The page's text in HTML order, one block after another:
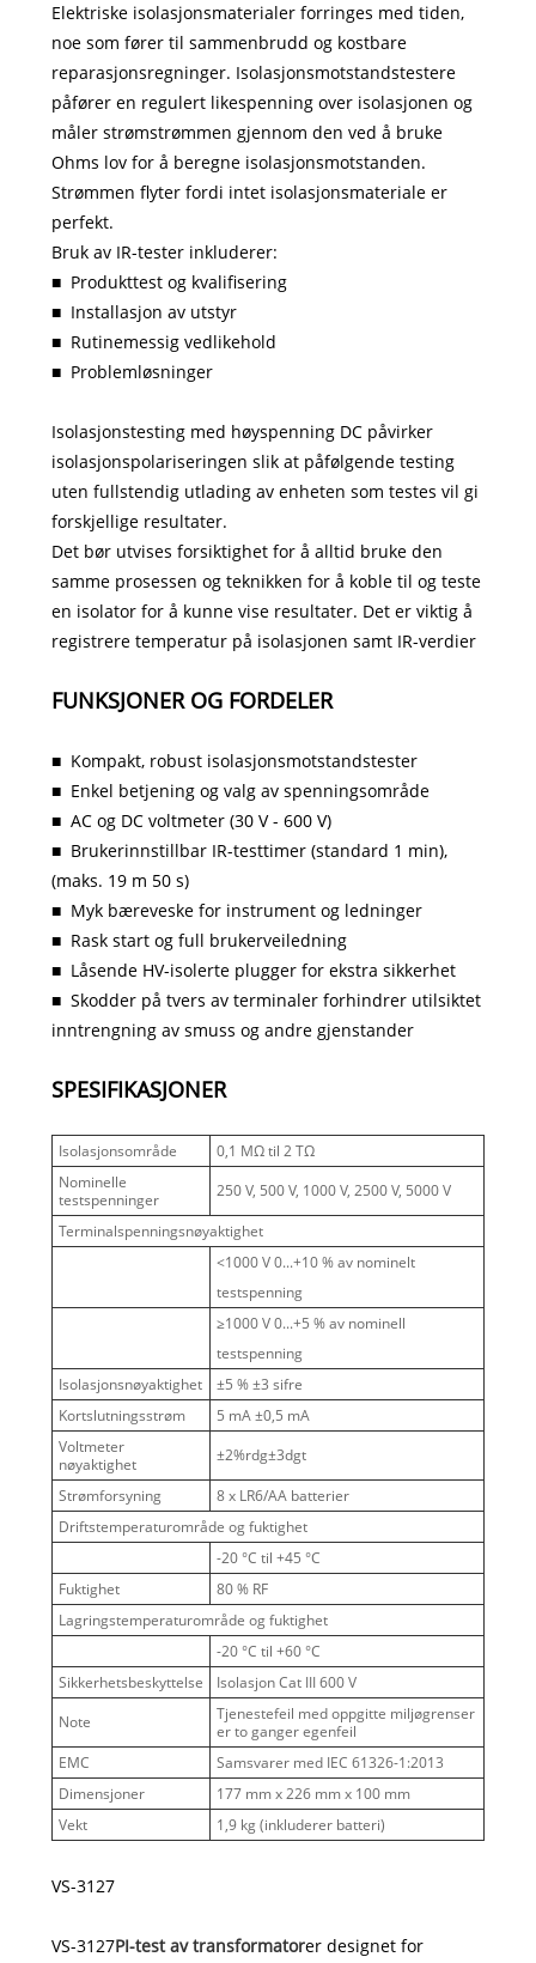
Elektriske isolasjonsmaterialer forringes med tiden,
noe som fører til sammenbrudd og kostbare
reparasjonsregninger. Isolasjonsmotstandstestere
påfører en regulert likespenning over isolasjonen og
måler strømstrømmen gjennom den ved å bruke
Ohms lov for å beregne isolasjonsmotstanden.
Strømmen flyter fordi intet isolasjonsmateriale er
perfekt.
Bruk av IR-tester inkluderer:
■ Produkttest og kvalifisering
■ Installasjon av utstyr
■ Rutinemessig vedlikehold
■ Problemløsninger
Isolasjonstesting med høyspenning DC påvirker
isolasjonspolariseringen slik at påfølgende testing
uten fullstendig utlading av enheten som testes vil gi
forskjellige resultater.
Det bør utvises forsiktighet for å alltid bruke den
samme prosessen og teknikken for å koble til og teste
en isolator for å kunne vise resultater. Det er viktig å
registrere temperatur på isolasjonen samt IR-verdier
FUNKSJONER OG FORDELER
■ Kompakt, robust isolasjonsmotstandstester
■ Enkel betjening og valg av spenningsområde
■ AC og DC voltmeter (30 V - 600 V)
■ Brukerinnstillbar IR-testtimer (standard 1 min),
(maks. 19 m 50 s)
■ Myk bæreveske for instrument og ledninger
■ Rask start og full brukerveiledning
■ Låsende HV-isolerte plugger for ekstra sikkerhet
■ Skodder på tvers av terminaler forhindrer utilsiktet
inntrengning av smuss og andre gjenstander
SPESIFIKASJONER
Isolasjonsområde
0,1 MΩ til 2 TΩ
Nominelle
testspenninger
250 V, 500 V, 1000 V, 2500 V, 5000 V
Terminalspenningsnøyaktighet
<1000 V 0...+10 % av nominelt
testspenning
≥1000 V 0...+5 % av nominell
testspenning
Isolasjonsnøyaktighet
±5 % ±3 sifre
Kortslutningsstrøm
5 mA ±0,5 mA
Voltmeter
nøyaktighet
±2%rdg±3dgt
Strømforsyning
8 x LR6/AA batterier
Driftstemperaturområde og fuktighet
-20 °C til +45 °C
Fuktighet
80 % RF
Lagringstemperaturområde og fuktighet
-20 °C til +60 °C
Sikkerhetsbeskyttelse
Isolasjon Cat III 600 V
Note
Tjenestefeil med oppgitte miljøgrenser
er to ganger egenfeil
EMC
Samsvarer med IEC 61326-1:2013
Dimensjoner
177 mm x 226 mm x 100 mm
Vekt
1,9 kg (inkluderer batteri)
VS-3127
VS-3127PI-test av transformatorer designet for